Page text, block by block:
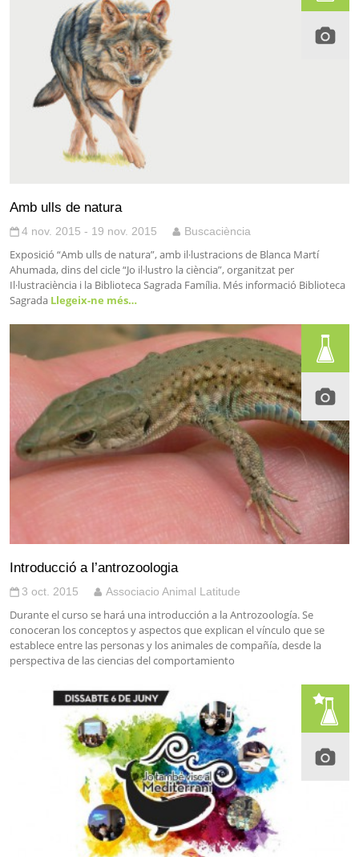
Amb ulls de natura
4 nov. 2015 - 19 nov. 2015 Buscaciència
Exposició “Amb ulls de natura”, amb il·lustracions de Blanca Martí
Ahumada, dins del cicle “Jo il·lustro la ciència”, organitzat per
Il·lustraciència i la Biblioteca Sagrada Família. Més informació Biblioteca
Sagrada Llegeix-ne més…
Introducció a l’antrozoologia
3 oct. 2015 Associacio Animal Latitude
Durante el curso se hará una introducción a la Antrozoología. Se
conoceran los conceptos y aspectos que explican el vínculo que se
establece entre las personas y los animales de compañía, desde la
perspectiva de las ciencias del comportamiento